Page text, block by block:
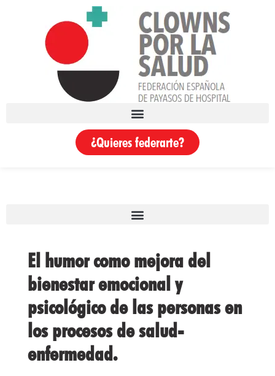
¿Quieres federarte?
El humor como mejora del
bienestar emocional y
psicológico de las personas en
los procesos de salud-
enfermedad.